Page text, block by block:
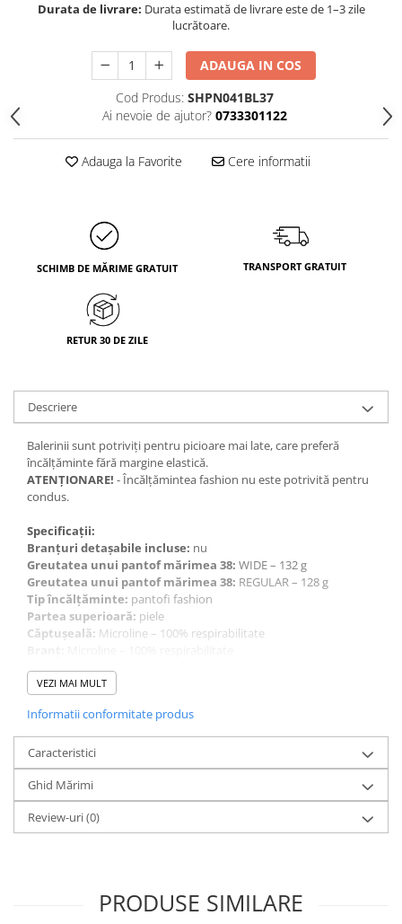
Durata de livrare: Durata estimată de livrare este de 1–3 zile
lucrătoare.
ADAUGA IN COS
Cod Produs: SHPN041BL37
Ai nevoie de ajutor? 0733301122
Adauga la Favorite Cere informatii
SCHIMB DE MĂRIME GRATUIT TRANSPORT GRATUIT
RETUR 30 DE ZILE
Descriere
Balerinii sunt potriviți pentru picioare mai late, care preferă
încălțăminte fără margine elastică.
ATENȚIONARE! - Încălțămintea fashion nu este potrivită pentru
condus.
Specificații:
Branțuri detașabile incluse: nu
Greutatea unui pantof mărimea 38: WIDE – 132 g
Greutatea unui pantof mărimea 38: REGULAR – 128 g
Tip încălțăminte: pantofi fashion
Partea superioară: piele
Căptușeală: Microline – 100% respirabilitate
Talpă:cauciuc, 3 mm
Fabricat: în Uniunea Europeană
VEZI MAI MULT
Informatii conformitate produs
Caracteristici
Ghid Mărimi
Review-uri(0)
PRODUSE SIMILARE